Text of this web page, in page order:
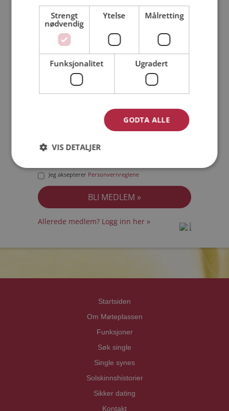
Jeg er en: Mann Kvinne
Min alder:
Jeg aksepterer Personvernreglene
Allerede medlem? Logg inn her »
Startsiden
Om Møteplassen
Funksjoner
Søk single
Single synes
Solskinnshistorier
Sikker dating
Kontakt
Strengt
nødvendig
Ytelse Målretting
Funksjonalitet Ugradert
GODTA ALLE
VIS DETALJER